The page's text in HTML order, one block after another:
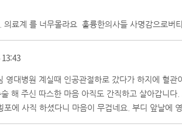
의료계 를 너무몰라요 훌륭한의사들 사명감으로버
영대병원 계실때 인공관절하로 갔다가 하지에 혈
해 주신 따스한 마음 아직도 간직하고 살아갑니
포에 사직 하셨다니 마음이 무겁네요. 부디 앞날에